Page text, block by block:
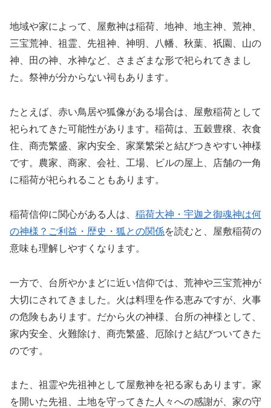
地域や家によって、屋敷神は稲荷、地神、地主神、荒神、
三宝荒神、祖霊、先祖神、神明、八幡、秋葉、祇園、山の
神、田の神、水神など、さまざまな形で祀られてきまし
た。祭神が分からない祠もあります。
たとえば、赤い鳥居や狐像がある場合は、屋敷稲荷として
祀られてきた可能性があります。稲荷は、五穀豊穣、衣食
住、商売繁盛、家内安全、家業繁栄と結びつきやすい神様
です。農家、商家、会社、工場、ビルの屋上、店舗の一角
に稲荷が祀られることもあります。
稲荷信仰に関心がある人は、 稲荷大神・宇迦之御魂神は何
の神様？ご利益・歴史・狐との関係を読むと、屋敷稲荷の
意味も理解しやすくなります。
一方で、台所やかまどに近い信仰では、荒神や三宝荒神が
大切にされてきました。火は料理を作る恵みですが、火事
の危険もあります。だから火の神様、台所の神様として、
家内安全、火難除け、商売繁盛、厄除けと結びついてきた
のです。
また、祖霊や先祖神として屋敷神を祀る家もあります。家
を開いた先祖、土地を守ってきた人々への感謝が、家の守